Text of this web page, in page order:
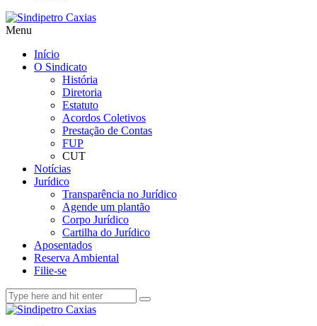
Menu
Início
O Sindicato
História
Diretoria
Estatuto
Acordos Coletivos
Prestação de Contas
FUP
CUT
Notícias
Jurídico
Transparência no Jurídico
Agende um plantão
Corpo Jurídico
Cartilha do Jurídico
Aposentados
Reserva Ambiental
Filie-se